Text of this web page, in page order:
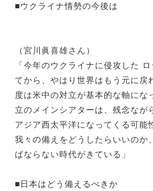
■ウクライナ情勢の今後は
（宮川眞喜雄さん）
「今年のウクライナに侵攻した
てから、やはり世界はもう元に戻
度は米中の対立が基本的な軸にな
立のメインシアターは、残念なが
アジア西太平洋になってくる可能
我々の備えをどうしたらいいのか
ばならない時代がきている」
■日本はどう備えるべきか